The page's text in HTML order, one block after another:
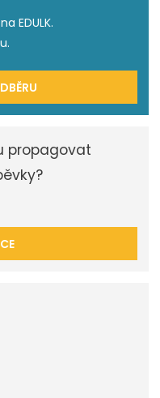
EDULK.
propagovat